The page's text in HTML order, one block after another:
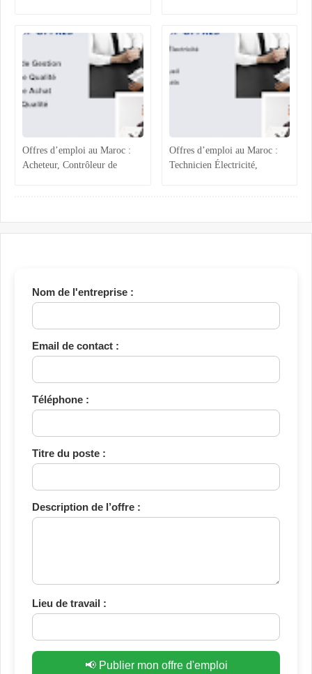
Administratif
Offres d’emploi au Maroc :
Acheteur, Contrôleur de
Offres d’emploi au Maroc :
Technicien Électricité,
Nom de l'entreprise :
Email de contact :
Téléphone :
Titre du poste :
Description de l’offre :
Lieu de travail :
📢 Publier mon offre d'emploi